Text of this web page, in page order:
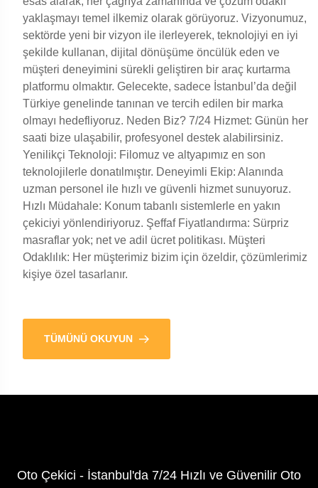
yaklaşmayı temel ilkemiz olarak görüyoruz. Vizyonumuz,
sektörde yeni bir vizyon ile ilerleyerek, teknolojiyi en iyi
şekilde kullanan, dijital dönüşüme öncülük eden ve
müşteri deneyimini sürekli geliştiren bir araç kurtarma
platformu olmaktır. Gelecekte, sadece İstanbul’da değil
Türkiye genelinde tanınan ve tercih edilen bir marka
olmayı hedefliyoruz. Neden Biz? 7/24 Hizmet: Günün her
saati bize ulaşabilir, profesyonel destek alabilirsiniz.
Yenilikçi Teknoloji: Filomuz ve altyapımız en son
teknolojilerle donatılmıştır. Deneyimli Ekip: Alanında
uzman personel ile hızlı ve güvenli hizmet sunuyoruz.
Hızlı Müdahale: Konum tabanlı sistemlerle en yakın
çekiciyi yönlendiriyoruz. Şeffaf Fiyatlandırma: Sürpriz
masraflar yok; net ve adil ücret politikası. Müşteri
Odaklılık: Her müşterimiz bizim için özeldir, çözümlerimiz
kişiye özel tasarlanır.
TÜMÜNÜ OKUYUN
Oto Çekici - İstanbul'da 7/24 Hızlı ve Güvenilir Oto